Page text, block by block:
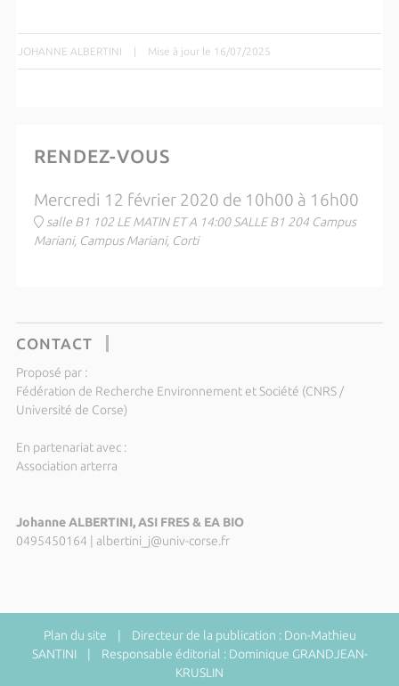
JOHANNE ALBERTINI Mise à jour le 16/07/2025
RENDEZ-VOUS
Mercredi 12 février 2020 de 10h00 à 16h00
salle B1 102 LE MATIN ET A 14:00 SALLE B1 204 Campus
Mariani, Campus Mariani, Corti
CONTACT
Proposé par :
Fédération de Recherche Environnement et Société (CNRS /
Université de Corse)
En partenariat avec :
Association arterra
Johanne ALBERTINI, ASI FRES & EA BIO
0495450164
albertini_j@univ-corse.fr
Plan du site | Directeur de la publication : Don-Mathieu
SANTINI | Responsable éditorial : Dominique GRANDJEAN-
KRUSLIN